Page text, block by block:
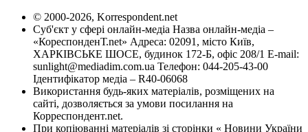
© 2000-2026, Korrespondent.net
Суб'єкт у сфері онлайн-медіа Назва онлайн-медіа –
«КореспонденТ.net» Адреса: 02091, місто Київ,
ХАРКІВСЬКЕ ШОСЕ, будинок 172-Б, офіс 208/1 E-mail:
sunlight@mediadim.com.ua Телефон: 044-205-43-00
Ідентифікатор медіа – R40-06068
Використання будь-яких матеріалів, розміщених на
сайті, дозволяється за умови посилання на
Корреспондент.net.
При копіюванні матеріалів зі сторінки « Новини України